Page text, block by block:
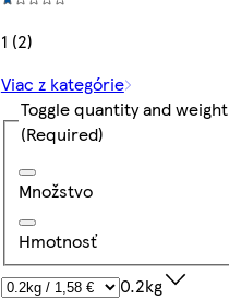
1 (2)
Viac z kategórie
Toggle quantity and weight
(Required)
Množstvo
Hmotnosť
0.2kg